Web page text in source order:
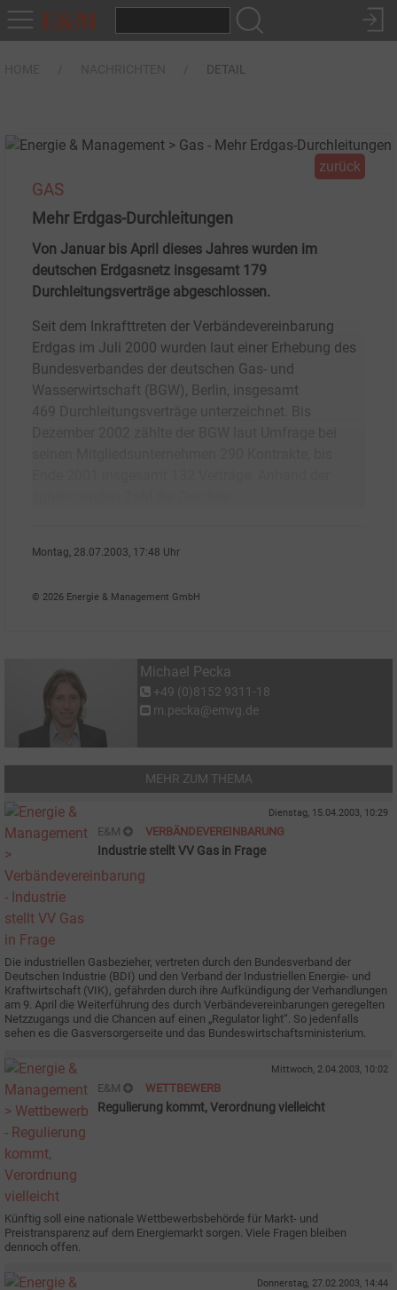
DETAIL
zurück
GAS
Mehr Erdgas-Durchleitungen
Von Januar bis April dieses Jahres wurden im
deutschen Erdgasnetz insgesamt 179
Durchleitungsverträge abgeschlossen.
Seit dem Inkrafttreten der Verbändevereinbarung
Erdgas im Juli 2000 wurden laut einer Erhebung des
Bundesverbandes der deutschen Gas- und
Wasserwirtschaft (BGW), Berlin, insgesamt
469 Durchleitungsverträge unterzeichnet. Bis
Montag, 28.07.2003, 17:48 Uhr
© 2026 Energie & Management GmbH
Michael Pecka
+49 (0)8152 9311-18
m.pecka@emvg.de
MEHR ZUM THEMA
Dienstag, 15.04.2003, 10:29
E&M VERBÄNDEVEREINBARUNG
Industrie stellt VV Gas in Frage
Die industriellen Gasbezieher, vertreten durch den Bundesverband der
Deutschen Industrie (BDI) und den Verband der Industriellen Energie- und
Kraftwirtschaft (VIK), gefährden durch ihre Aufkündigung der Verhandlungen
am 9. April die Weiterführung des durch Verbändevereinbarungen geregelten
Netzzugangs und die Chancen auf einen „Regulator light“. So jedenfalls
sehen es die Gasversorgerseite und das Bundeswirtschaftsministerium.
Mittwoch, 2.04.2003, 10:02
E&M WETTBEWERB
Regulierung kommt, Verordnung vielleicht
Künftig soll eine nationale Wettbewerbsbehörde für Markt- und
Preistransparenz auf dem Energiemarkt sorgen. Viele Fragen bleiben
dennoch offen.
Donnerstag, 27.02.2003, 14:44